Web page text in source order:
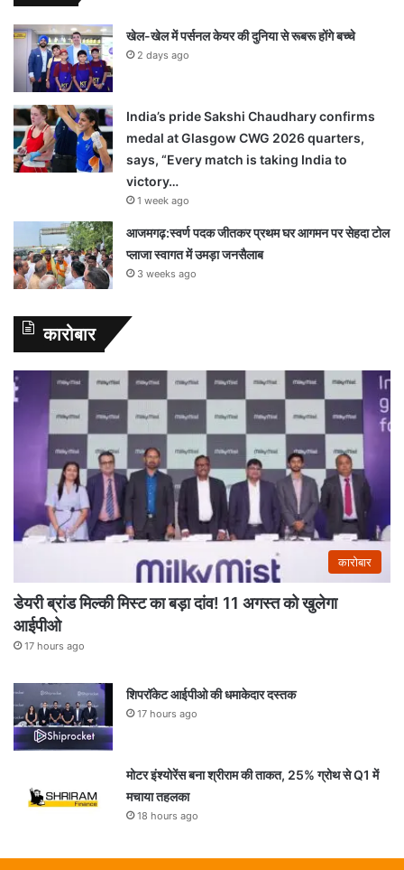
खेल-खेल में पर्सनल केयर की दुनिया से रूबरू होंगे बच्चे
2 days ago
India’s pride Sakshi Chaudhary confirms
medal at Glasgow CWG 2026 quarters,
says, “Every match is taking India to
victory…
1 week ago
आजमगढ़:स्वर्ण पदक जीतकर प्रथम घर आगमन पर सेहदा टोल
प्लाजा स्वागत में उमड़ा जनसैलाब
3 weeks ago
कारोबार
कारोबार
डेयरी ब्रांड मिल्की मिस्ट का बड़ा दांव! 11 अगस्त को खुलेगा
आईपीओ
17 hours ago
शिपरॉकेट आईपीओ की धमाकेदार दस्तक
17 hours ago
मोटर इंश्योरेंस बना श्रीराम की ताकत, 25% ग्रोथ से Q1 में
मचाया तहलका
18 hours ago